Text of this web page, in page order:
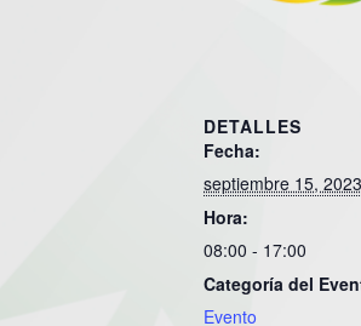
DETALLES
Fecha:
septiembre 15, 2023
Hora:
08:00 - 17:00
Categoría del
Evento